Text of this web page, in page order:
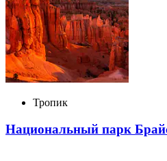
Тропик
Национальный парк